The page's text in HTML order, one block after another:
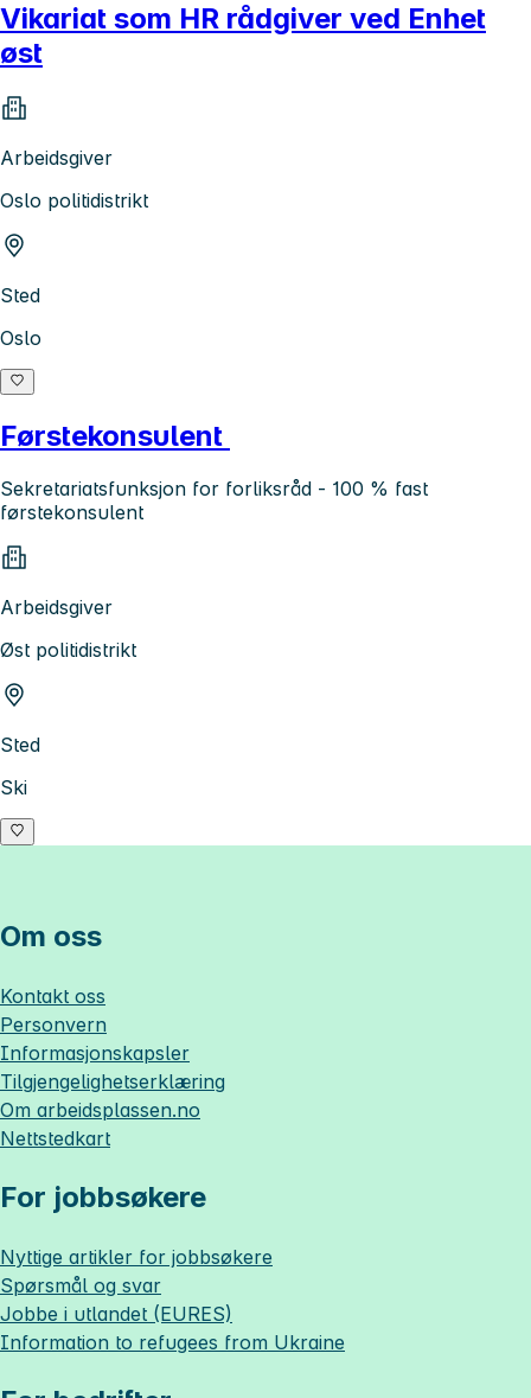
Vikariat som HR rådgiver ved Enhet
øst
Arbeidsgiver
Oslo politidistrikt
Sted
Oslo
Førstekonsulent
Sekretariatsfunksjon for forliksråd - 100 % fast
førstekonsulent
Arbeidsgiver
Øst politidistrikt
Sted
Ski
Om oss
Kontakt oss
Personvern
Informasjonskapsler
Tilgjengelighetserklæring
Om arbeidsplassen.no
Nettstedkart
For jobbsøkere
Nyttige artikler for jobbsøkere
Spørsmål og svar
Jobbe i utlandet (EURES)
Information to refugees from Ukraine